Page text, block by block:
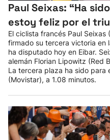
Paul Seixas: “Ha
estoy feliz por el
El ciclista francés Paul Seixas
firmado su tercera victoria en
ha disputado hoy en Eibar.
alemán Florian Lipowitz (Red
La tercera plaza ha sido para
(Movistar), a 1.08 minutos.